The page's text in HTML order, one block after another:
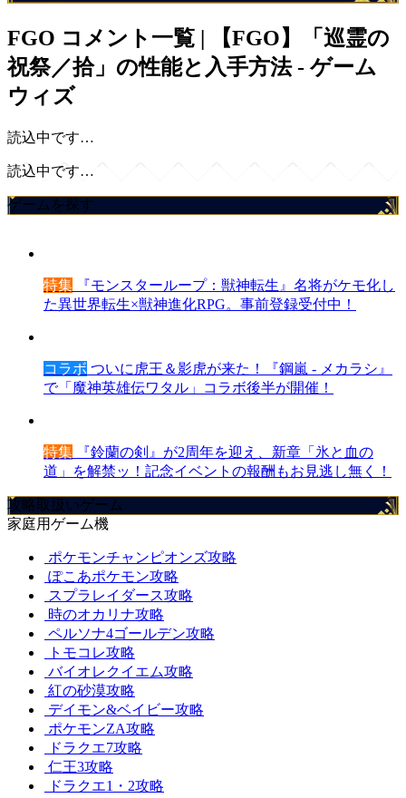
FGO コメント一覧 | 【FGO】「巡霊の
祝祭／拾」の性能と入手方法 - ゲーム
ウィズ
読込中です…
読込中です…
ゲームを探す
特集 『モンスターループ：獣神転生』名将がケモ化し
た異世界転生×獣神進化RPG。事前登録受付中！
コラボ ついに虎王＆影虎が来た！『鋼嵐 - メカラシ』
で「魔神英雄伝ワタル」コラボ後半が開催！
特集 『鈴蘭の剣』が2周年を迎え、新章「氷と血の
道」を解禁ッ！記念イベントの報酬もお見逃し無く！
攻略取扱いゲーム
家庭用ゲーム機
ポケモンチャンピオンズ攻略
ぽこあポケモン攻略
スプラレイダース攻略
時のオカリナ攻略
ペルソナ4ゴールデン攻略
トモコレ攻略
バイオレクイエム攻略
紅の砂漠攻略
デイモン&ベイビー攻略
ポケモンZA攻略
ドラクエ7攻略
仁王3攻略
ドラクエ1・2攻略